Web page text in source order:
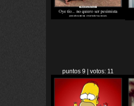
puntos 9 | votos: 11